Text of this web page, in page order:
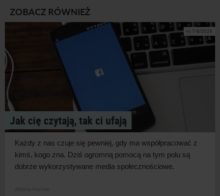
ZOBACZ RÓWNIEŻ
nr 7-8/2026
Jak cię czytają, tak ci ufają
Każdy z nas czuje się pewniej, gdy ma współpracować z
kimś, kogo zna. Dziś ogromną pomocą na tym polu są
dobrze wykorzystywane media społecznościowe.